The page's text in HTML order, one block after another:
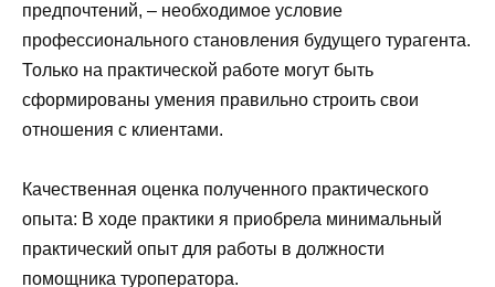
предпочтений, – необходимое условие
профессионального становления будущего турагента.
Только на практической работе могут быть
сформированы умения правильно строить свои
отношения с клиентами.
Качественная оценка полученного практического
опыта: В ходе практики я приобрела минимальный
практический опыт для работы в должности
помощника туроператора.